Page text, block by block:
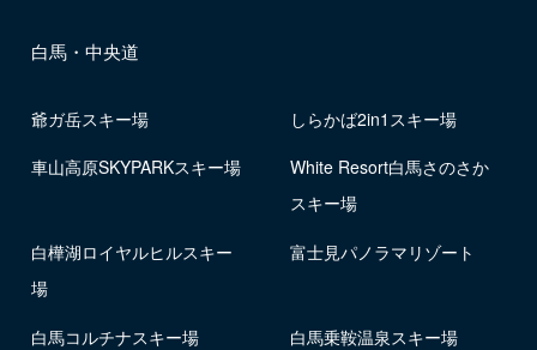
白馬・中央道
爺ガ岳スキー場 しらかば2in1スキー場
車山高原SKYPARKスキー場
White Resort白馬さのさか
スキー場
白樺湖ロイヤルヒルスキー
場
富士見パノラマリゾート
白馬コルチナスキー場 白馬乗鞍温泉スキー場